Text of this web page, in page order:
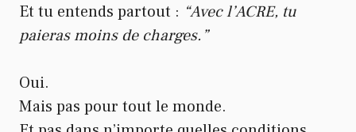
Et tu entends partout : “Avec l’ACRE, tu
paieras moins de charges.”
Oui.
Mais pas pour tout le monde.